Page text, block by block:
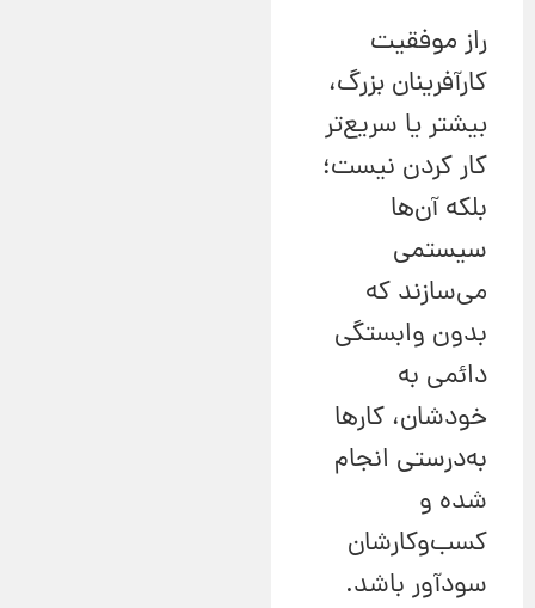
راز موفقیت
کارآفرینان بزرگ،
بیشتر یا سریع‌تر
کار کردن نیست؛
بلکه آن‌ها
سیستمی
می‌سازند که
بدون وابستگی
دائمی به
خودشان، کارها
به‌درستی انجام
شده و
کسب‌وکارشان
سودآور باشد.